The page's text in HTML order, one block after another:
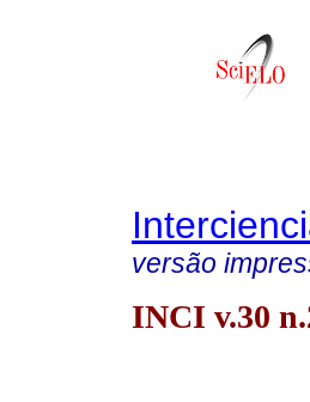
versão
INCI v.30